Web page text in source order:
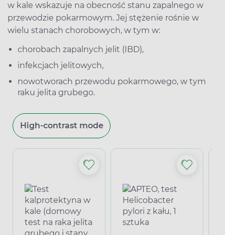
w kale wskazuje na obecność stanu zapalnego w
przewodzie pokarmowym. Jej stężenie rośnie w
wielu stanach chorobowych, w tym w:
chorobach zapalnych jelit (IBD),
infekcjach jelitowych,
nowotworach przewodu pokarmowego, w tym
raku jelita grubego.
High-contrast mode